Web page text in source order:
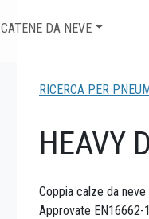
CATENE DA NEVE
RICERCA PER
HEAVY
Coppia calze da
Approvate EN16662-